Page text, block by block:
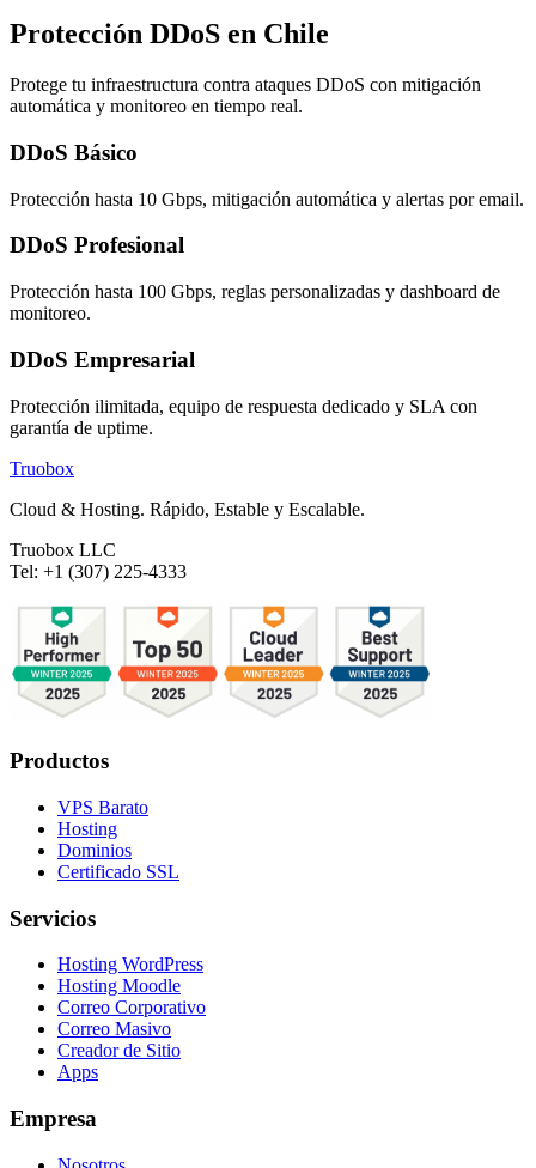
Protección DDoS en Chile
Protege tu infraestructura contra ataques DDoS con mitigación
automática y monitoreo en tiempo real.
DDoS Básico
Protección hasta 10 Gbps, mitigación automática y alertas por email.
DDoS Profesional
Protección hasta 100 Gbps, reglas personalizadas y dashboard de
monitoreo.
DDoS Empresarial
Protección ilimitada, equipo de respuesta dedicado y SLA con
garantía de uptime.
Truobox
Cloud & Hosting. Rápido, Estable y Escalable.
Truobox LLC
Tel: +1 (307) 225-4333
Productos
VPS Barato
Hosting
Dominios
Certificado SSL
Servicios
Hosting WordPress
Hosting Moodle
Correo Corporativo
Correo Masivo
Creador de Sitio
Apps
Empresa